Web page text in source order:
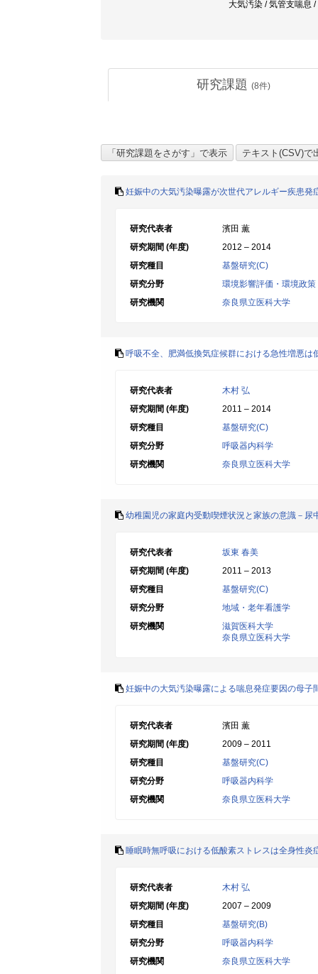
大気汚染 / 気管支喘息
研究課題 (8件)
妊娠中の大気汚染曝露が次世代アレルギー疾患発
研究代表者
濱田 薫
研究期間 (年度)
2012 – 2014
研究種目
基盤研究(C)
研究分野
環境影響評価・環境政策
研究機関
奈良県立医科大学
呼吸不全、肥満低換気症候群における急性増悪は
研究代表者
木村 弘
研究期間 (年度)
2011 – 2014
研究種目
基盤研究(C)
研究分野
呼吸器内科学
研究機関
奈良県立医科大学
幼稚園児の家庭内受動喫煙状況と家族の意識－尿
研究代表者
坂東 春美
研究期間 (年度)
2011 – 2013
研究種目
基盤研究(C)
研究分野
地域・老年看護学
研究機関
滋賀医科大学
奈良県立医科大学
妊娠中の大気汚染曝露による喘息発症要因の母子
研究代表者
濱田 薫
研究期間 (年度)
2009 – 2011
研究種目
基盤研究(C)
研究分野
呼吸器内科学
研究機関
奈良県立医科大学
睡眠時無呼吸における低酸素ストレスは全身性炎
研究代表者
木村 弘
研究期間 (年度)
2007 – 2009
研究種目
基盤研究(B)
研究分野
呼吸器内科学
研究機関
奈良県立医科大学